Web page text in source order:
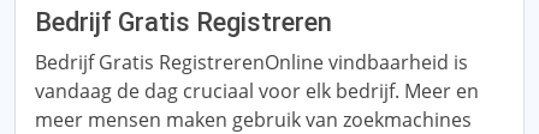
Bedrijf Gratis Registreren
Bedrijf Gratis RegistrerenOnline vindbaarheid is
vandaag de dag cruciaal voor elk bedrijf. Meer en
meer mensen maken gebruik van zoekmachines